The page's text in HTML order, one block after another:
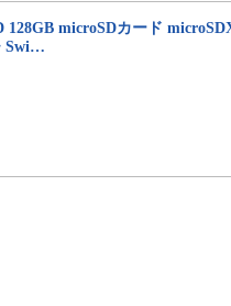
128GB microSDカード
Swi…